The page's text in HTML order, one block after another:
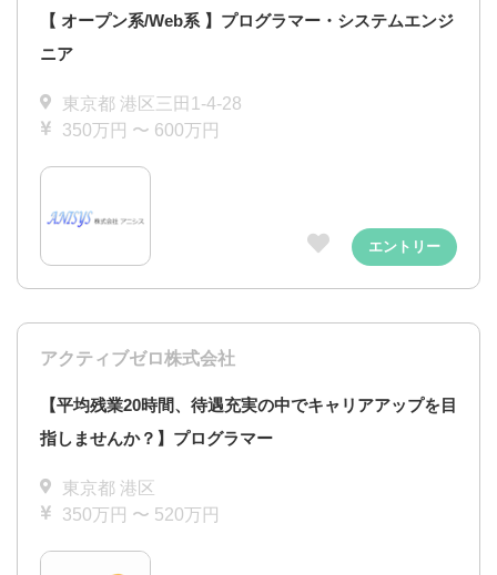
【 オープン系/Web系 】プログラマー・システムエンジ
ニア
東京都 港区三田1-4-28
350万円 〜 600万円
エントリー
アクティブゼロ株式会社
【平均残業20時間、待遇充実の中でキャリアアップを目
指しませんか？】プログラマー
東京都 港区
350万円 〜 520万円